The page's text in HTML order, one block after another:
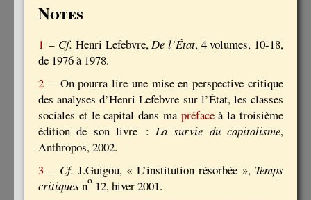
Notes
1 – Cf. Henri Lefebvre,De l’État, 4 volumes, 10-18,
de 1976 à 1978.
2 – On pourra lire une mise en perspective critique
des analyses d’Henri Lefebvre sur l’État, les classes
sociales et le capital dans ma préfaceà la troisième
édition de son livre : La survie du capitalisme,
Anthropos, 2002.
3 – Cf. J.Guigou, « L’institution résorbée », Temps
critiques no 12, hiver 2001.